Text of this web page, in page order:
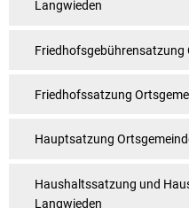
Langwieden
Friedhofsgebührensatzung
Friedhofssatzung
Hauptsatzung
Haushaltssatzung und
Langwieden